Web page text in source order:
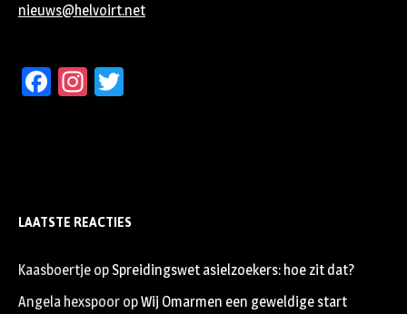
nieuws@helvoirt.net
Facebook
Instagram
LAATSTE REACTIES
Kaasboertje op Spreidingswet asielzoekers: hoe zit dat?
Angela hexspoor opWij Omarmen een geweldige start